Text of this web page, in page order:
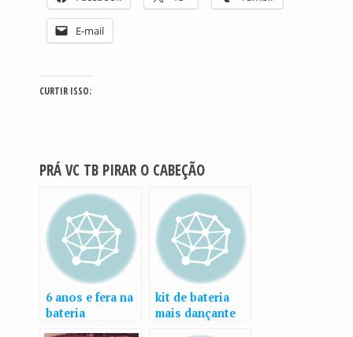
E-mail
CURTIR ISSO:
PRÁ VC TB PIRAR O CABEÇÃO
6 anos e fera na
bateria
kit de bateria
mais dançante